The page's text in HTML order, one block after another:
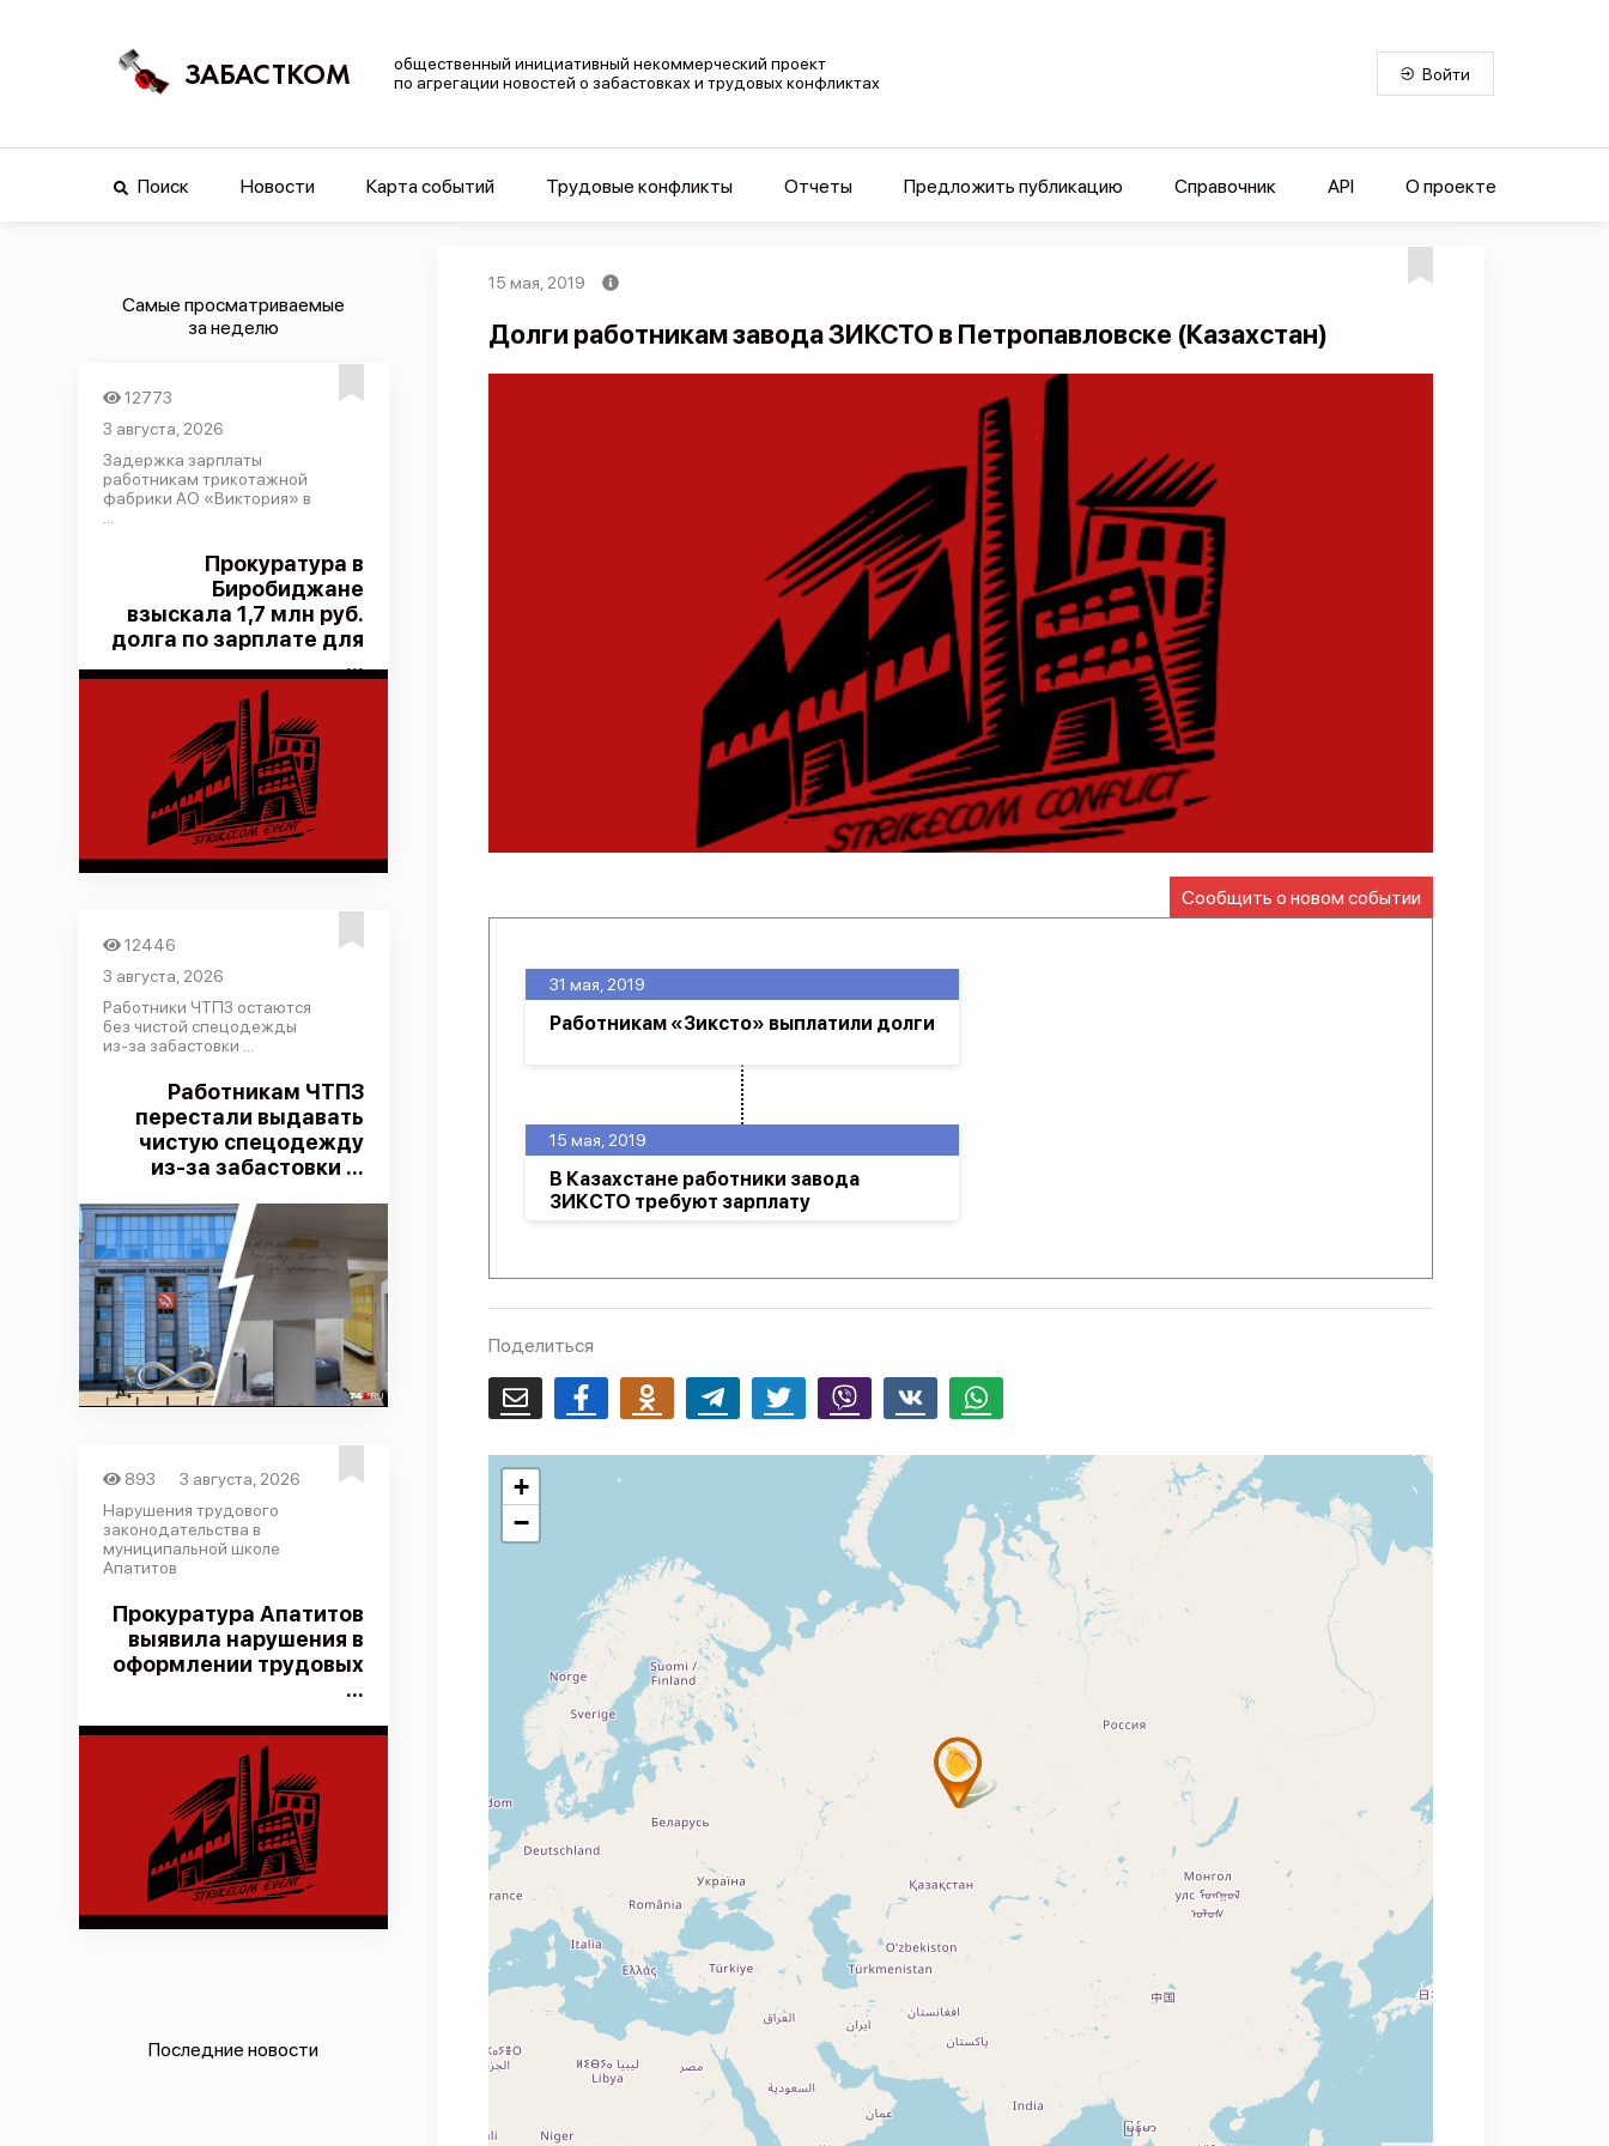
ЗАБАСТКОМ
общественный инициативный некоммерческий проект
по агрегации новостей о забастовках и трудовых конфликтах
Войти
Поиск Новости Карта событий Трудовые конфликты Отчеты Предложить публикацию Справочник API О проекте
Самые просматриваемые
за неделю
12773
3 августа, 2026
Задержка зарплаты
работникам трикотажной
фабрики АО «Виктория» в
Прокуратура в
Биробиджане
взыскала 1,7 млн руб.
долга по зарплате для
...
12446
3 августа, 2026
Работники ЧТПЗ остаются
без чистой спецодежды
из-за забастовки ...
Работникам ЧТПЗ
перестали выдавать
чистую спецодежду
из-за забастовки ...
893
3 августа, 2026
Нарушения трудового
законодательства в
муниципальной школе
Апатитов
Прокуратура Апатитов
выявила нарушения в
оформлении трудовых
...
Последние новости
15 мая, 2019
Долги работникам завода ЗИКСТО в Петропавловске (Казахстан)
Сообщить о новом событии
15 мая, 2019
В Казахстане работники завода
ЗИКСТО требуют зарплату
31 мая, 2019
Работникам «Зиксто» выплатили долги
Поделиться
Email FacebookOdnoklassnikiTelegram Twitter Viber Whatsapp
+
−